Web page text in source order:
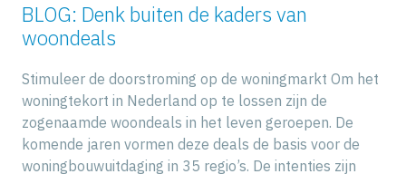
BLOG: Denk buiten de kaders van
woondeals
Stimuleer de doorstroming op de woningmarkt Om het
woningtekort in Nederland op te lossen zijn de
zogenaamde woondeals in het leven geroepen. De
komende jaren vormen deze deals de basis voor de
woningbouwuitdaging in 35 regio’s. De intenties zijn